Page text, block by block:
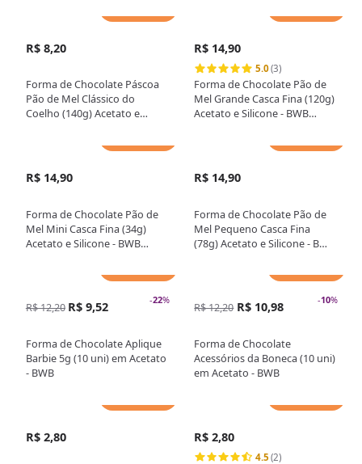
R$ 8,20
Forma de Chocolate Páscoa
Pão de Mel Clássico do
Coelho (140g) Acetato e
R$ 14,90
5.0(3)
Forma de Chocolate Pão de
Mel Grande Casca Fina (120g)
Acetato e Silicone - BWB
R$ 14,90
Forma de Chocolate Pão de
Mel Mini Casca Fina (34g)
Acetato e Silicone - BWB
R$ 14,90
Forma de Chocolate Pão de
Mel Pequeno Casca Fina
(78g) Acetato e Silicone - BWB
-22%
R$ 12,20 R$ 9,52
Forma de Chocolate Aplique
Barbie 5g (10 uni) em Acetato
- BWB
-10%
R$ 12,20 R$ 10,98
Forma de Chocolate
Acessórios da Boneca (10 uni)
em Acetato - BWB
R$ 2,80 R$ 2,80
4.5 (2)